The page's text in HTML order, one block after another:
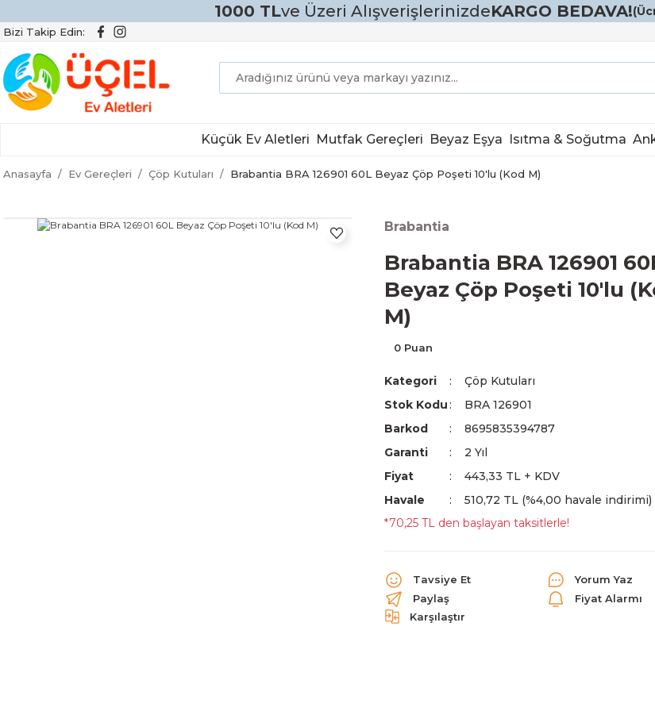
1000 TLve Üzeri AlışverişlerinizdeKARGO BEDAVA!
Bizi Takip Edin:
Küçük Ev Aletleri Mutfak Gereçleri Beyaz Eşya Isıtma & Soğutma
Anasayfa Ev Gereçleri Çöp Kutuları Brabantia BRA 126901 60L Beyaz Çöp Poşeti 10'lu (Kod M)
Brabantia
Brabantia BRA 126901
Beyaz Çöp Poşeti 10'lu
M)
0 Puan
Kategori
Çöp Kutuları
Stok Kodu
BRA 126901
Barkod
8695835394787
Garanti
2 Yıl
Fiyat
443,33 TL + KDV
Havale
510,72 TL (%4,00 havale indirimi)
*70,25 TL den başlayan taksitlerle!
Tavsiye Et
Yorum Yaz
Paylaş
Fiyat Alarmı
Karşılaştır